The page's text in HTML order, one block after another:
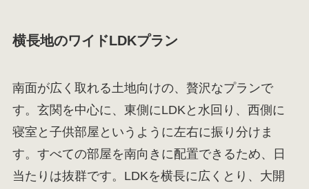
横長地のワイドLDKプラン
南面が広く取れる土地向けの、贅沢なプランで
す。玄関を中心に、東側にLDKと水回り、西側に
寝室と子供部屋というように左右に振り分けま
す。すべての部屋を南向きに配置できるため、日
当たりは抜群です。LDKを横長に広くとり、大開